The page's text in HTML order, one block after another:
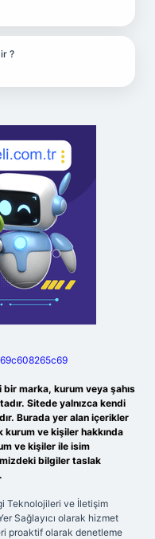
?
marka, kurum veya şahıs
Sitede yalnızca kendi
Burada yer alan içerikler
ve kişiler hakkında
ve kişiler ile isim
bilgiler taslak
Teknolojileri ve İletişim
Sağlayıcı olarak hizmet
proaktif olarak denetleme